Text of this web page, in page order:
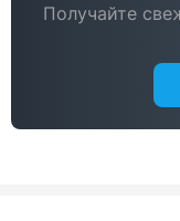
Получайте